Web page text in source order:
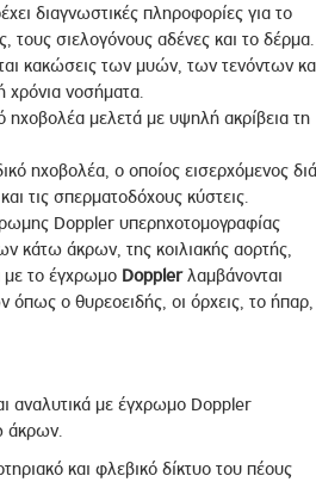
διαγνωστικές πληροφορίες για το
τους σιελογόνους αδένες και το δέρμα.
κακώσεις των μυών, των τενόντων
νοσήματα.
ηχοβολέα μελετά με υψηλή ακρίβεια τη
ηχοβολέα, ο οποίος εισερχόμενος διά
τις σπερματοδόχους κύστεις.
Doppler υπερηχοτομογραφίας
κάτω άκρων, της κοιλιακής αορτής,
με το έγχρωμο Dopplerλαμβάνονται
ο θυρεοειδής, οι όρχεις, το ήπαρ,
αναλυτικά με έγχρωμο Doppler
άκρων.
και φλεβικό δίκτυο του πέους